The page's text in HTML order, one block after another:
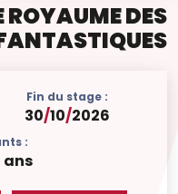
ROYAUME DES
Fin du stage :
30/10/2026
:
ans